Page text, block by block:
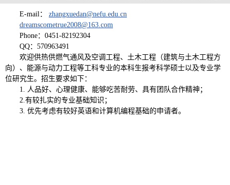
E-mail： zhangxuedan@nefu.edu.cn
dreamscometrue2008@163.com
Phone： 0451-82192304
QQ：570963491
欢迎供热供燃气通风及空调工程、土木工程（建筑与土木工程方
向）、能源与动力工程等工科专业的本科生报考科学硕士以及专业学
位研究生。招生要求如下：
1. 人品好、心理健康、能够吃苦耐劳、具有团队合作精神；
2.有较扎实的专业基础知识；
3. 优先考虑有较好英语和计算机编程基础的申请者。